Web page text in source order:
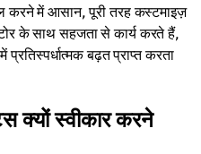
करने में आसान, पूरी तरह कस्टमाइज़
के साथ सहजता से कार्य करते हैं,
बढ़त प्राप्त करता
क्यों स्वीकार करने